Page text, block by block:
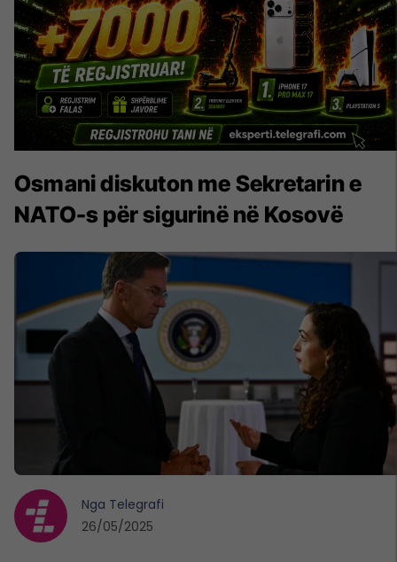
Osmani diskuton me Sekretarin e
NATO-s për sigurinë në Kosovë
Nga Telegrafi
26/05/2025